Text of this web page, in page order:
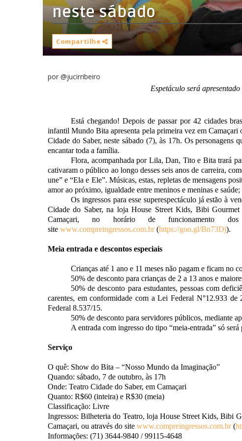
neste sábado
Compartilhe
por @jucirribeiro
Espetáculo será
Está chegando! Depois de passar por 42 cidades
infantil Mundo Bita apresenta pela primeira vez em
Cidade do Saber, neste sábado (7), às 17h. Os personagens
encantar toda a família.
Flora, acompanhada por Lila, Dan, Tito e Bita trará
cativaram o público ao longo desses seis anos de carreira,
une” e “Ela e Ele”. Músicas, estas, repletas de mensagens
amor ao próximo, igualdade entre meninos e meninas e
Os ingressos para esse superespectáculo já estão à
Cidade do Saber, na loja House Street Kids, Bibi
Camaçari, no horário de funcionamento dos
site www.compreingressos.com.br(https://goo.gl/Bn73Dj).
Meia entrada e descontos especiais
Crianças até 1 ano e 11 meses não pagam e ficam no
50% de desconto para crianças de 2 a 13 anos e
50% de desconto para estudantes, pessoas com
carentes, em conformidade com a Lei Federal N°12.933
Federal 8.537/15.
50% de desconto para servidores públicos, mediante
A entrada com ingresso do tipo “meia-entrada” só
Serviço
O quê: Show do Bita – “Nosso Mundo da Imaginação”
Quando: sábado, 7 de outubro, às 17h
Onde: Teatro Cidade do Saber, em Camaçari
Quanto: R$60 (inteira) e R$30 (meia)
Classificação: Livre
Ingressos: Bilheteria do Teatro, loja House Street Kids, Bibi
Camaçari, ou através do site www.compreingressos.com.br(
Informações: (71) 3644-9840 / 99115-4648